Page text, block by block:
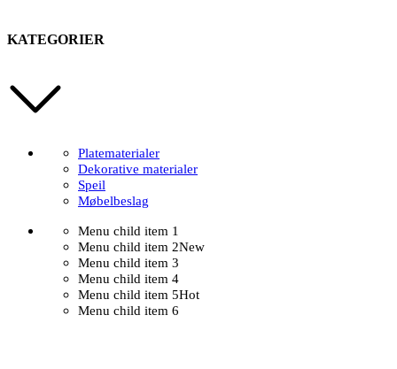
KATEGORIER
Platematerialer
Dekorative materialer
Speil
Møbelbeslag
Menu child item 1
Menu child item 2New
Menu child item 3
Menu child item 4
Menu child item 5Hot
Menu child item 6